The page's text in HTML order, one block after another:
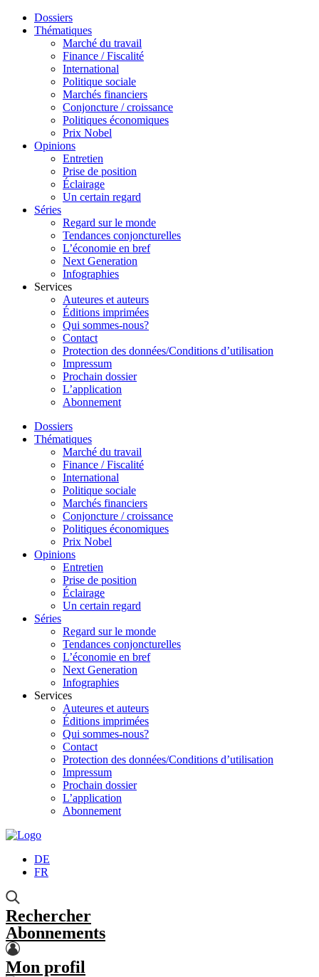
Dossiers
Thématiques
Marché du travail
Finance / Fiscalité
International
Politique sociale
Marchés financiers
Conjoncture / croissance
Politiques économiques
Prix Nobel
Opinions
Entretien
Prise de position
Éclairage
Un certain regard
Séries
Regard sur le monde
Tendances conjoncturelles
L’économie en bref
Next Generation
Infographies
Services
Auteures et auteurs
Éditions imprimées
Qui sommes-nous?
Contact
Protection des données/Conditions d’utilisation
Impressum
Prochain dossier
L’application
Abonnement
Dossiers
Thématiques
Marché du travail
Finance / Fiscalité
International
Politique sociale
Marchés financiers
Conjoncture / croissance
Politiques économiques
Prix Nobel
Opinions
Entretien
Prise de position
Éclairage
Un certain regard
Séries
Regard sur le monde
Tendances conjoncturelles
L’économie en bref
Next Generation
Infographies
Services
Auteures et auteurs
Éditions imprimées
Qui sommes-nous?
Contact
Protection des données/Conditions d’utilisation
Impressum
Prochain dossier
L’application
Abonnement
DE
FR
Rechercher
Abonnements
Mon profil